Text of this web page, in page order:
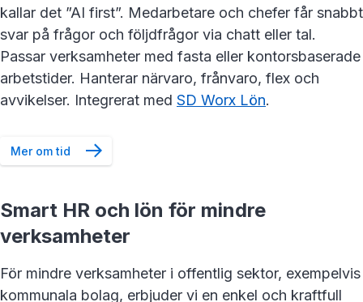
kallar det ”AI first”. Medarbetare och chefer får snabbt
svar på frågor och följdfrågor via chatt eller tal.
Passar verksamheter med fasta eller kontorsbaserade
arbetstider. Hanterar närvaro, frånvaro, flex och
avvikelser. Integrerat med SD Worx Lön.
Mer om tid
Smart HR och lön för mindre
verksamheter
För mindre verksamheter i offentlig sektor, exempelvis
kommunala bolag, erbjuder vi en enkel och kraftfull